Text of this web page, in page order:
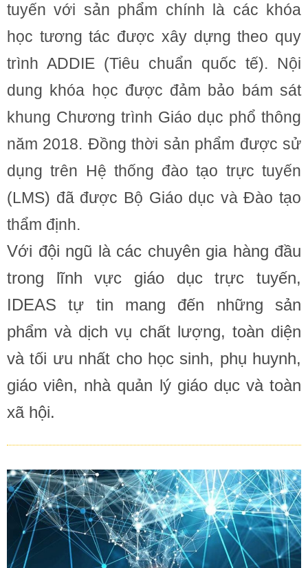
tuyến với sản phẩm chính là các khóa
học tương tác được xây dựng theo quy
trình ADDIE (Tiêu chuẩn quốc tế). Nội
dung khóa học được đảm bảo bám sát
khung Chương trình Giáo dục phổ thông
năm 2018. Đồng thời sản phẩm được sử
dụng trên Hệ thống đào tạo trực tuyến
(LMS) đã được Bộ Giáo dục và Đào tạo
thẩm định.
Với đội ngũ là các chuyên gia hàng đầu
trong lĩnh vực giáo dục trực tuyến,
IDEAS tự tin mang đến những sản
phẩm và dịch vụ chất lượng, toàn diện
và tối ưu nhất cho học sinh, phụ huynh,
giáo viên, nhà quản lý giáo dục và toàn
xã hội.